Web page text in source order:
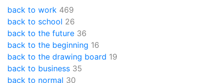
back to work 469
back to school 26
back to the future 36
back to the beginning 16
back to the drawing board 19
back to business 35
back to normal 30